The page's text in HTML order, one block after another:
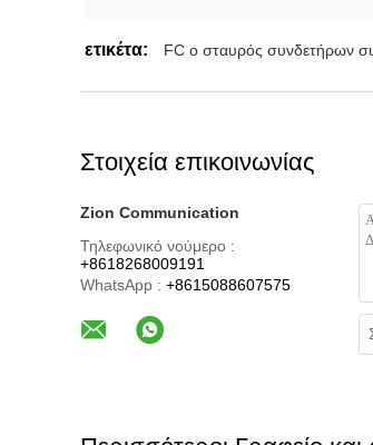
ετικέτα: FC ο σταυρός συνδετήρων
Στοιχεία επικοινωνίας
Zion Communication
Τηλεφωνικό νούμερο :
+8618268009191
WhatsApp : +8615088607575